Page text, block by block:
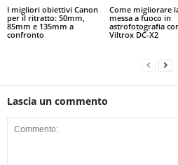
I migliori obiettivi Canon
per il ritratto: 50mm,
85mm e 135mm a
confronto
Come migliorare
messa a fuoco in
astrofotografia
Viltrox DC-X2
Lascia un commento